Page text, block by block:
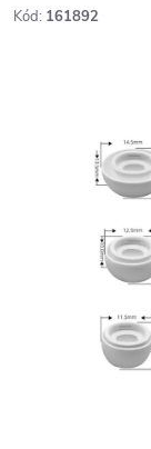
Kód: 161892